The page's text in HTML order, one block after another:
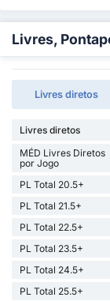
Livres,
Livres diretos
Livres diretos
MÉD Livres Diretos
por Jogo
PL Total 20.5+
PL Total 21.5+
PL Total 22.5+
PL Total 23.5+
PL Total 24.5+
PL Total 25.5+